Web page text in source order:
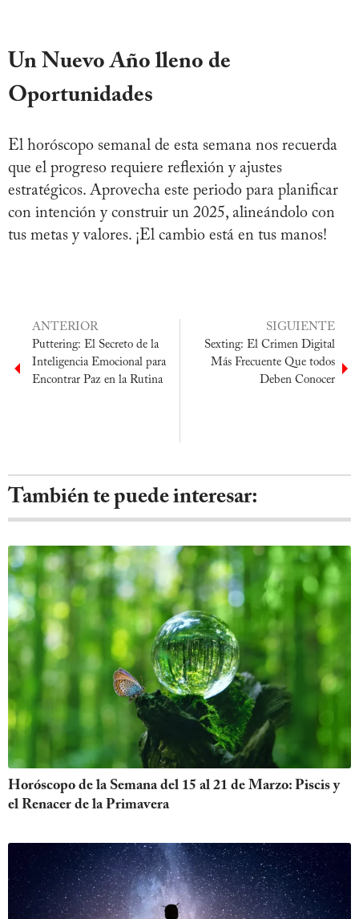
Un Nuevo Año lleno de
Oportunidades
El horóscopo semanal de esta semana nos recuerda
que el progreso requiere reflexión y ajustes
estratégicos. Aprovecha este periodo para planificar
con intención y construir un 2025, alineándolo con
tus metas y valores. ¡El cambio está en tus manos!
ANTERIOR
Puttering: El Secreto de la
Inteligencia Emocional para
Encontrar Paz en la Rutina
SIGUIENTE
Sexting: El Crimen Digital
Más Frecuente Que todos
Deben Conocer
También te puede interesar:
Horóscopo de la Semana del 15 al 21 de Marzo: Piscis y
el Renacer de la Primavera